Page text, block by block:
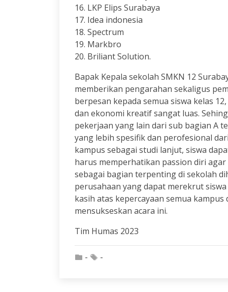
16. LKP Elips Surabaya
17. Idea indonesia
18. Spectrum
19. Markbro
20. Briliant Solution.
Bapak Kepala sekolah SMKN 12
memberikan pengarahan sekaligus
berpesan kepada semua siswa kelas
dan ekonomi kreatif sangat luas.
pekerjaan yang lain dari sub bagian A
yang lebih spesifik dan perofesional
kampus sebagai studi lanjut, siswa
harus memperhatikan passion diri
sebagai bagian terpenting di sekolah
perusahaan yang dapat merekrut
kasih atas kepercayaan semua
mensukseskan acara ini.
Tim Humas 2023
- -